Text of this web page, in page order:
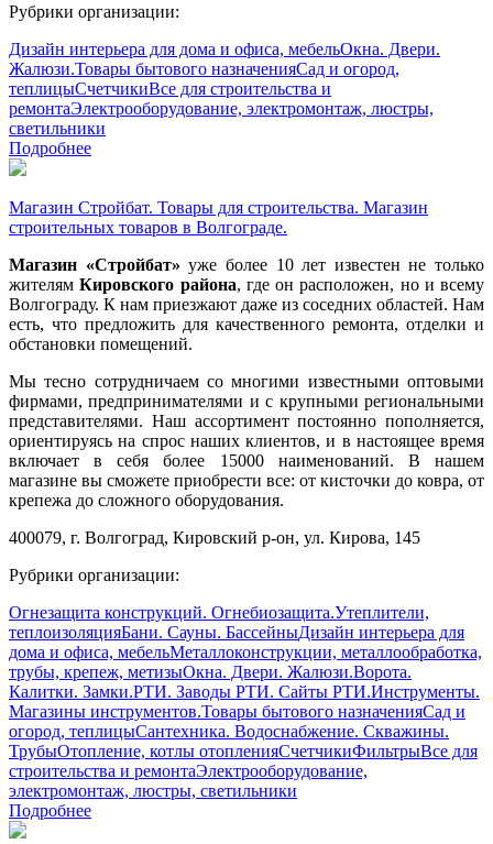
Рубрики организации:
Дизайн интерьера для дома и офиса, мебельОкна. Двери.
Жалюзи.Товары бытового назначенияСад и огород,
теплицыСчетчикиВсе для строительства и
ремонтаЭлектрооборудование, электромонтаж, люстры,
светильники
Подробнее
Магазин Стройбат. Товары для строительства. Магазин
строительных товаров в Волгограде.
Магазин «Стройбат» уже более 10 лет известен не только
жителямКировского района, где он расположен, но и всему
Волгограду. К нам приезжают даже из соседних областей. Нам
есть, что предложить для качественного ремонта, отделки и
обстановки помещений.
Мы тесно сотрудничаем со многими известными оптовыми
фирмами, предпринимателями и с крупными региональными
представителями. Наш ассортимент постоянно пополняется,
ориентируясь на спрос наших клиентов, и в настоящее время
включает в себя более 15000 наименований. В нашем
магазине вы сможете приобрести все: от кисточки до ковра, от
крепежа до сложного оборудования.
400079, г. Волгоград, Кировский р-он, ул. Кирова, 145
Рубрики организации:
Огнезащита конструкций. Огнебиозащита.Утеплители,
теплоизоляцияБани. Сауны. БассейныДизайн интерьера для
дома и офиса, мебельМеталлоконструкции, металлообработка,
трубы, крепеж, метизыОкна. Двери. Жалюзи.Ворота.
Калитки. Замки.РТИ. Заводы РТИ. Сайты РТИ.Инструменты.
Магазины инструментов.Товары бытового назначенияСад и
огород, теплицыСантехника. Водоснабжение. Скважины.
ТрубыОтопление, котлы отопленияСчетчикиФильтрыВсе для
строительства и ремонтаЭлектрооборудование,
электромонтаж, люстры, светильники
Подробнее